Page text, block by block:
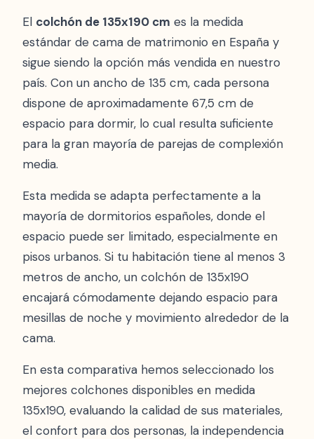
El colchón de 135x190 cm es la medida
estándar de cama de matrimonio en España y
sigue siendo la opción más vendida en nuestro
país. Con un ancho de 135 cm, cada persona
dispone de aproximadamente 67,5 cm de
espacio para dormir, lo cual resulta suficiente
para la gran mayoría de parejas de complexión
media.
Esta medida se adapta perfectamente a la
mayoría de dormitorios españoles, donde el
espacio puede ser limitado, especialmente en
pisos urbanos. Si tu habitación tiene al menos 3
metros de ancho, un colchón de 135x190
encajará cómodamente dejando espacio para
mesillas de noche y movimiento alrededor de la
cama.
En esta comparativa hemos seleccionado los
mejores colchones disponibles en medida
135x190, evaluando la calidad de sus materiales,
el confort para dos personas, la independencia